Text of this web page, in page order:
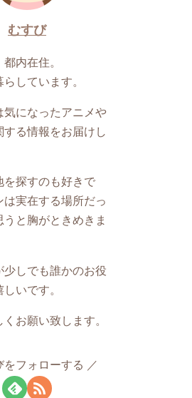
むすび
内在住。
しています。
気になったアニメや
する情報をお届けし
を探すのも好きで
は実在する場所だっ
うと胸がときめきま
少しでも誰かのお役
いです。
お願い致します。
をフォローする